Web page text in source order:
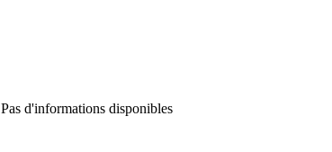
Pas d'informations disponibles